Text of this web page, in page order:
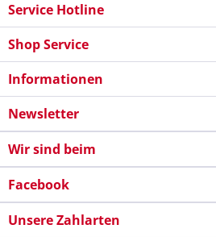
Service Hotline
Shop Service
Informationen
Newsletter
Wir sind beim
Facebook
Unsere Zahlarten